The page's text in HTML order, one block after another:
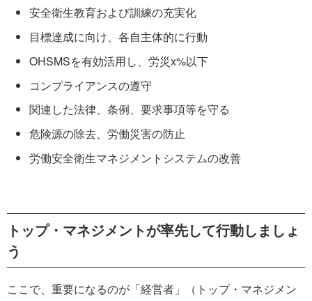
安全衛生教育および訓練の充実化
目標達成に向け、各自主体的に行動
OHSMSを有効活用し、労災x%以下
コンプライアンスの遵守
関連した法律、条例、要求事項等を守る
危険源の除去、労働災害の防止
労働安全衛生マネジメントシステムの改善
トップ・マネジメントが率先して行動しましょ
う
ここで、重要になるのが「経営者」（トップ・マネジメン